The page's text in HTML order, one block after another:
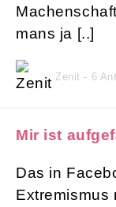
mans ja [..]
Zenit - 6
Mir ist
Das in
Extremismus